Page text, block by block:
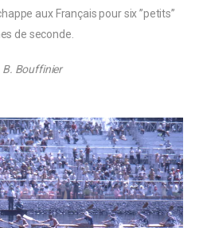
aux Français pour six ’’petits’’
de seconde.
B. Bouffinier